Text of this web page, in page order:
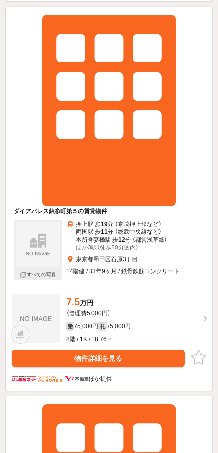
ダイアパレス錦糸町第５の賃貸物件
すべての写真
押上駅 歩19分 （京成押上線など）
両国駅 歩11分 （総武中央線など）
本所吾妻橋駅 歩12分 （都営浅草線）
ほか3駅（徒歩20分圏内）
東京都墨田区石原3丁目
14階建 / 33年9ヶ月 / 鉄骨鉄筋コンクリート
7.5万円
（管理費5,000円）
敷 75,000円 礼 75,000円
8階 / 1K / 18.76㎡
物件詳細を見る
ほか提供